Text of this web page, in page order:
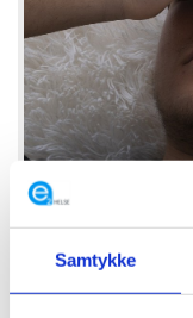
Samtykke
Ved e2Helse
regel med god